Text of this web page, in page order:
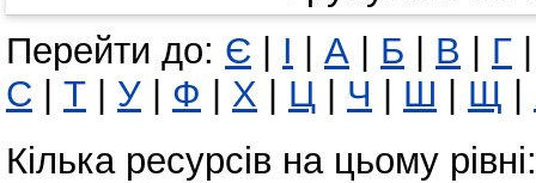
Перейти до: Є І А Б В Г
С
Т У Ф Х Ц Ч Ш Щ
Кілька ресурсів на цьому